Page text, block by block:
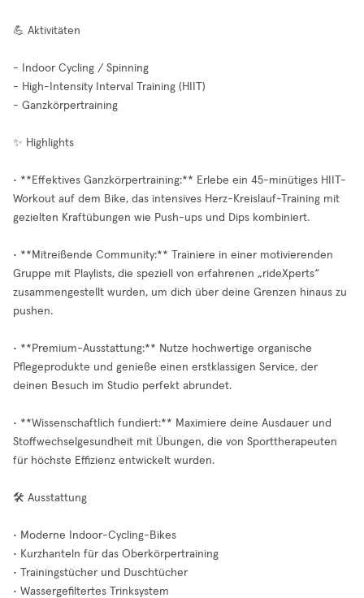
💪 Aktivitäten
- Indoor Cycling / Spinning
- High-Intensity Interval Training (HIIT)
- Ganzkörpertraining
✨ Highlights
• **Effektives Ganzkörpertraining:** Erlebe ein 45-minütiges HIIT-
Workout auf dem Bike, das intensives Herz-Kreislauf-Training mit
gezielten Kraftübungen wie Push-ups und Dips kombiniert.
• **Mitreißende Community:** Trainiere in einer motivierenden
Gruppe mit Playlists, die speziell von erfahrenen „rideXperts“
zusammengestellt wurden, um dich über deine Grenzen hinaus zu
pushen.
• **Premium-Ausstattung:** Nutze hochwertige organische
Pflegeprodukte und genieße einen erstklassigen Service, der
deinen Besuch im Studio perfekt abrundet.
• **Wissenschaftlich fundiert:** Maximiere deine Ausdauer und
Stoffwechselgesundheit mit Übungen, die von Sporttherapeuten
für höchste Effizienz entwickelt wurden.
🛠️ Ausstattung
• Moderne Indoor-Cycling-Bikes
• Kurzhanteln für das Oberkörpertraining
• Trainingstücher und Duschtücher
• Wassergefiltertes Trinksystem